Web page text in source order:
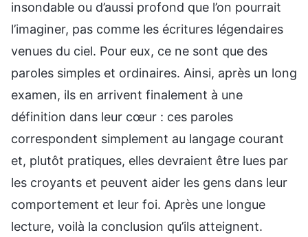
insondable ou d’aussi profond que l’on pourrait
l’imaginer, pas comme les écritures légendaires
venues du ciel. Pour eux, ce ne sont que des
paroles simples et ordinaires. Ainsi, après un long
examen, ils en arrivent finalement à une
définition dans leur cœur : ces paroles
correspondent simplement au langage courant
et, plutôt pratiques, elles devraient être lues par
les croyants et peuvent aider les gens dans leur
comportement et leur foi. Après une longue
lecture, voilà la conclusion qu’ils atteignent.